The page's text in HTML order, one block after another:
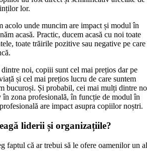
lor.
acolo unde muncim are impact și modul în
acasă. Practic, ducem acasă cu noi toate
toate trăirile pozitive sau negative pe care
noi, copiii sunt cel mai prețios dar pe
și cel mai prețios lucru de care suntem
bucuroși. Și probabil, cei mai mulți dintre
zona profesională, în funcție de modul în
are impact asupra copiilor noștri.
liderii și organizațiile?
faptul că ar trebui să le ofere oamenilor un